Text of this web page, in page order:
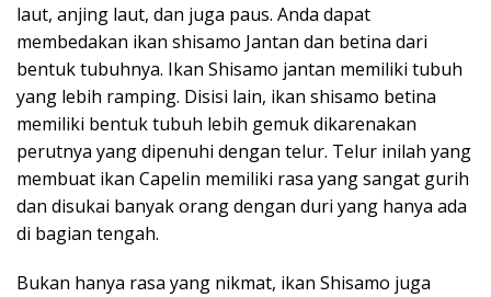
laut, anjing laut, dan juga paus. Anda dapat
membedakan ikan shisamo Jantan dan betina dari
bentuk tubuhnya. Ikan Shisamo jantan memiliki tubuh
yang lebih ramping. Disisi lain, ikan shisamo betina
memiliki bentuk tubuh lebih gemuk dikarenakan
perutnya yang dipenuhi dengan telur. Telur inilah yang
membuat ikan Capelin memiliki rasa yang sangat gurih
dan disukai banyak orang dengan duri yang hanya ada
di bagian tengah.
Bukan hanya rasa yang nikmat, ikan Shisamo juga